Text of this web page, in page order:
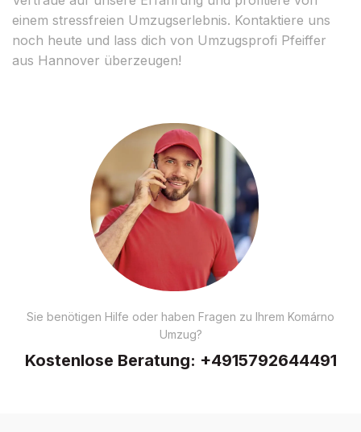
einem stressfreien Umzugserlebnis. Kontaktiere uns
noch heute und lass dich von Umzugsprofi Pfeiffer
aus Hannover überzeugen!
Sie benötigen Hilfe oder haben Fragen zu Ihrem Komárno
Umzug?
Kostenlose Beratung: +4915792644491